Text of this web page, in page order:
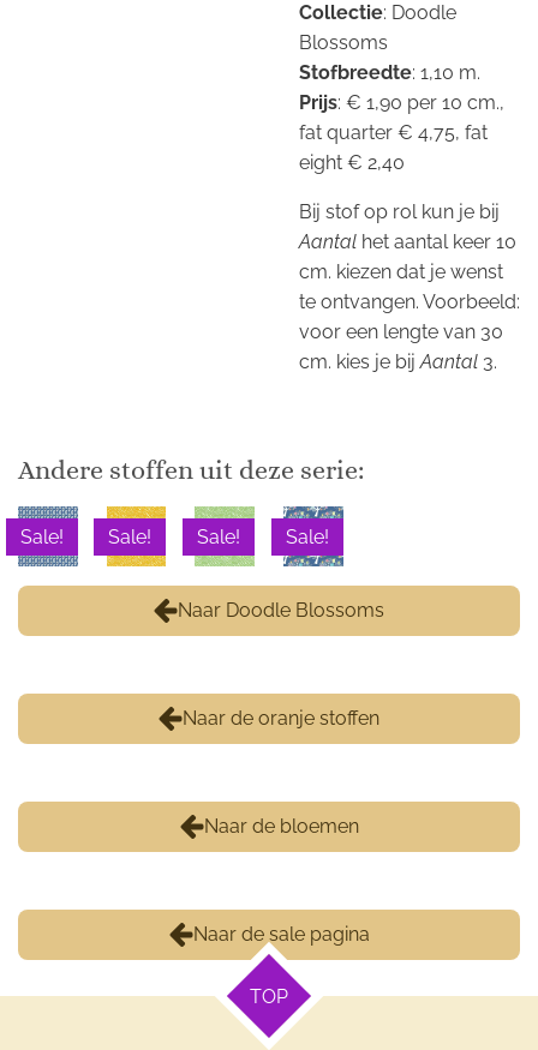
Collectie: Doodle
Blossoms
Stofbreedte: 1,10 m.
Prijs: € 1,90 per 10 cm.,
fat quarter € 4,75, fat
eight € 2,40
Bij stof op rol kun je bij
Aantal het aantal keer 10
cm. kiezen dat je wenst
te ontvangen. Voorbeeld:
voor een lengte van 30
cm. kies je bijAantal 3.
Andere stoffen uit deze serie:
Sale! Sale! Sale! Sale!
Naar Doodle Blossoms
Naar de oranje stoffen
Naar de bloemen
Naar de sale pagina
TOP